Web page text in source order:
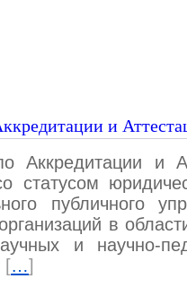
и
Аккредитации и
статусом
публичного
в
и научно-
[…]